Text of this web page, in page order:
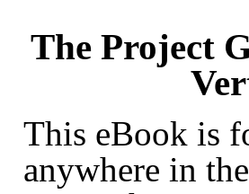
The Project
This eBook is
anywhere in